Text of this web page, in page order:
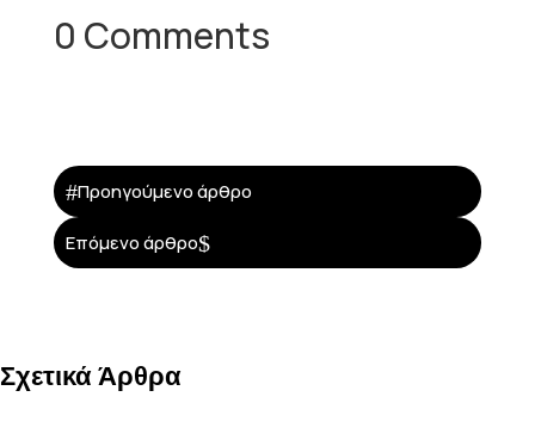
0 Comments
#Προηγούμενο άρθρο
Επόμενο άρθρο$
Σχετικά Άρθρα